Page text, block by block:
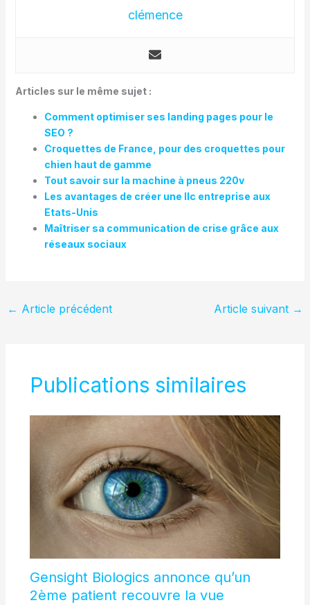
clémence
Articles sur le même sujet :
Comment optimiser ses landing pages pour le
SEO ?
Croquettes de France, pour des croquettes pour
chien haut de gamme
Tout savoir sur la machine à pneus 220v
Les avantages de créer une llc entreprise aux
Etats-Unis
Maîtriser sa communication de crise grâce aux
réseaux sociaux
← Article précédent Article suivant →
Publications similaires
Gensight Biologics annonce qu’un
2ème patient recouvre la vue